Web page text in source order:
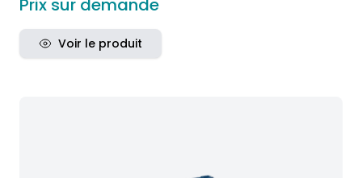
Voir le produit